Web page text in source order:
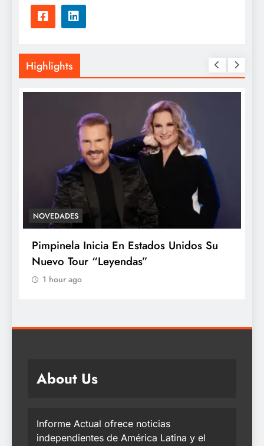
Highlights
ACTUALIDAD TECHNOLOGY
Casi la mitad de los adultos ha sufrido
abuso digital, pero la mayoría no sabe
identificarlo: Kaspersky
About Us
Informe Actual ofrece noticias
independientes de América Latina y el